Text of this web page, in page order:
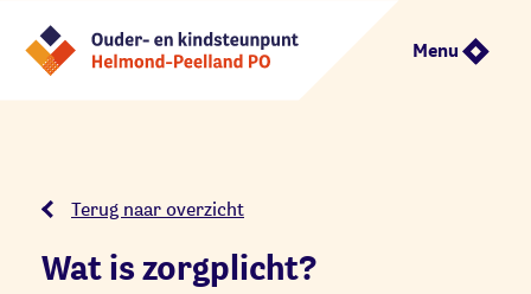
Menu
Terug naar overzicht
Wat is zorgplicht?